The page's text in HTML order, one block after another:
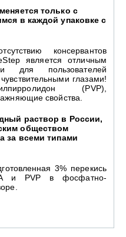
только с
в каждой упаковке с
консервантов
является отличным
для пользователей
глазами!
(PVP),
свойства.
раствор в России,
обществом
за всеми типами
3% перекись
и PVP в фосфатно-